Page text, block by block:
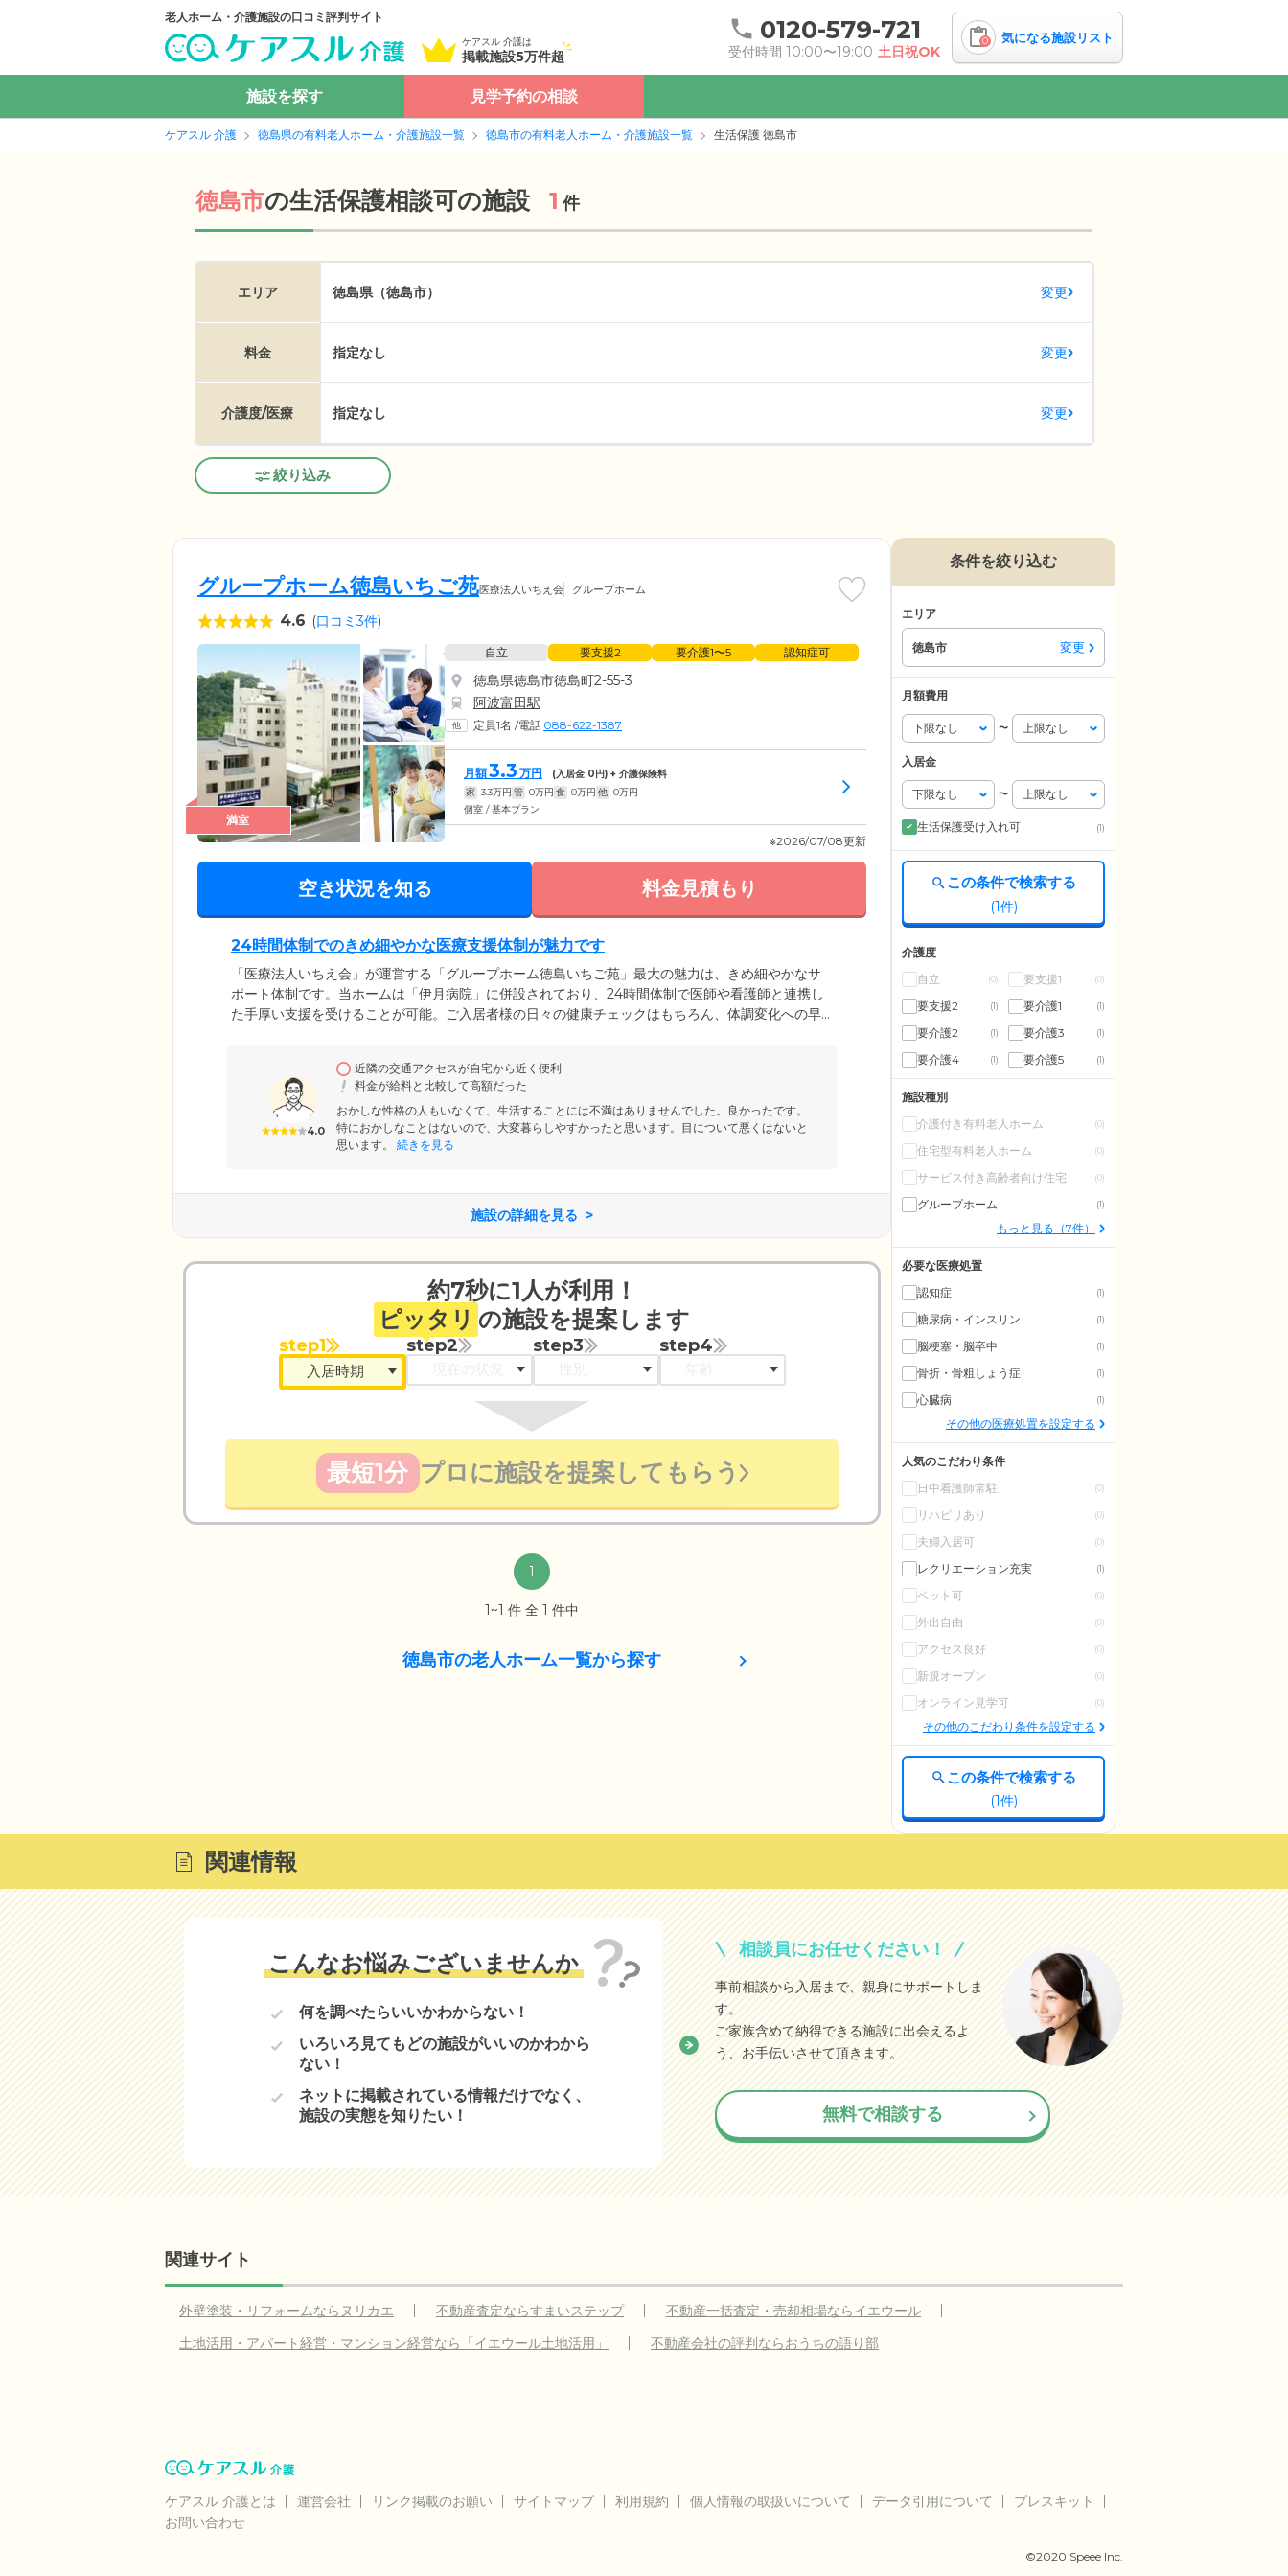
老人ホーム・介護施設の口コミ評判サイト
ケアスル 介護は
掲載施設5万件超
0120-579-721
受付時間 10:00〜19:00 土日祝OK
0 気になる施設リスト
施設を探す 見学予約の相談
ケアスル 介護 徳島県の有料老人ホーム・介護施設一覧 徳島市の有料老人ホーム・介護施設一覧 生活保護 徳島市
徳島市の生活保護相談可の施設 1 件
エリア 徳島県（徳島市） 変更
料金 指定なし 変更
介護度/医療 指定なし 変更
絞り込み
グループホーム徳島いちご苑医療法人いちえ会 グループホーム
4.6 (口コミ3件)
満室
自立 要支援2 要介護1〜5 認知症可
徳島県徳島市徳島町2-55-3
阿波富田駅
定員1名 /電話 088-622-1387
月額3.3 万円 (入居金 0円) + 介護保険料
家 3.3万円 管 0万円 食 0万円 他 0万円
個室 / 基本プラン
※2026/07/08更新
空き状況を知る 料金見積もり
24時間体制でのきめ細やかな医療支援体制が魅力です
「医療法人いちえ会」が運営する「グループホーム徳島いちご苑」最大の魅力は、きめ細やかなサ
ポート体制です。当ホームは「伊月病院」に併設されており、24時間体制で医師や看護師と連携し
た手厚い支援を受けることが可能。ご入居者様の日々の健康チェックはもちろん、体調変化への早
情報共有が可能なため、多角的なケアサービスを実現しています。
4.0
近隣の交通アクセスが自宅から近く便利
料金が給料と比較して高額だった
おかしな性格の人もいなくて、生活することには不満はありませんでした。良かったです。
特におかしなことはないので、大変暮らしやすかったと思います。目について悪くはないと
思います。
続きを見る
施設の詳細を見る
約7秒に1人が利用！
ピッタリ の施設を提案します
step1 step2 step3 step4
最短1分 プロに施設を提案してもらう
1
1~1 件 全 1 件中
徳島市の老人ホーム一覧から探す
条件を絞り込む
エリア
徳島市 変更
月額費用
〜
入居金
〜
生活保護受け入れ可 (1)
この条件で検索する
(1件)
介護度
自立
(0) 要支援1 (0)
要支援2 (1) 要介護1 (1)
要介護2 (1) 要介護3 (1)
要介護4 (1) 要介護5 (1)
施設種別
介護付き有料老人ホーム
(0)
住宅型有料老人ホーム (0)
サービス付き高齢者向け住宅 (0)
グループホーム (1)
もっと見る（7件）
必要な医療処置
認知症
(1)
糖尿病・インスリン (1)
脳梗塞・脳卒中 (1)
骨折・骨粗しょう症 (1)
心臓病 (1)
その他の医療処置を設定する
人気のこだわり条件
日中看護師常駐
(0)
リハビリあり (0)
夫婦入居可 (0)
レクリエーション充実 (1)
ペット可 (0)
外出自由 (0)
アクセス良好 (0)
新規オープン (0)
オンライン見学可 (0)
その他のこだわり条件を設定する
この条件で検索する
(1件)
関連情報
こんなお悩みございませんか
何を調べたらいいかわからない！
いろいろ見てもどの施設がいいのかわから
ない！
ネットに掲載されている情報だけでなく、
施設の実態を知りたい！
相談員にお任せください！
事前相談から入居まで、親身にサポートしま
す。
ご家族含めて納得できる施設に出会えるよ
う、お手伝いさせて頂きます。
無料で相談する
関連サイト
外壁塗装・リフォームならヌリカエ 不動産査定ならすまいステップ
不動産一括査定・売却相場ならイエウール
土地活用・アパート経営・マンション経営なら「イエウール土地活用」
不動産会社の評判ならおうちの語り部
ケアスル 介護とは 運営会社 リンク掲載のお願い サイトマップ 利用規約 個人情報の取扱いについて データ引用について
プレスキット
お問い合わせ
©2020 Speee Inc.